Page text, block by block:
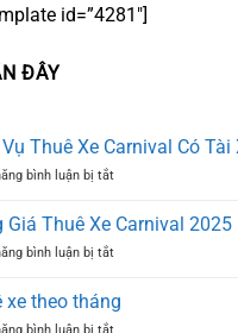
id=”4281″]
ĐÂY
Thuê Xe Carnival Có Tài
bình luận bị tắtở
Vụ
Thuê
Xe
Có
Tài
Giá Thuê Xe Carnival 2025
bình luận bị tắtở
Thuê
xe theo tháng
bình luận bị tắtở